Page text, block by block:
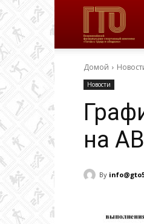
Домой
Новости
на
By